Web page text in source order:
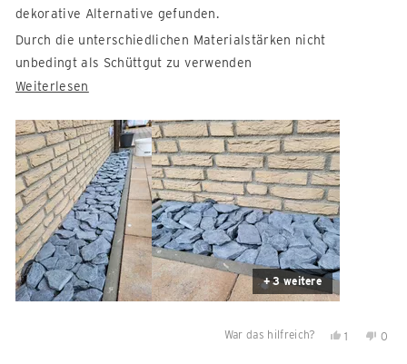
bewertet
dekorative Alternative gefunden.
Durch die unterschiedlichen Materialstärken nicht
unbedingt als Schüttgut zu verwenden
Wer gerne puzzlt kann sich hier ausleben. Mit den dickeren
Platten die Oberschicht gestalten. Denke der Aufwand lohnt
sich.
Resümee... eine gleichmäßige Materialstärke wäre von
Vorteil.
Weiterlesen
diese
Rezension
lesen
+ 3 weitere
War das hilfreich?
Ja,
1
Nein,
0